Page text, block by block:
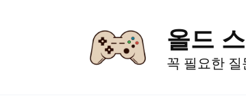
올드
꼭 필요한 질